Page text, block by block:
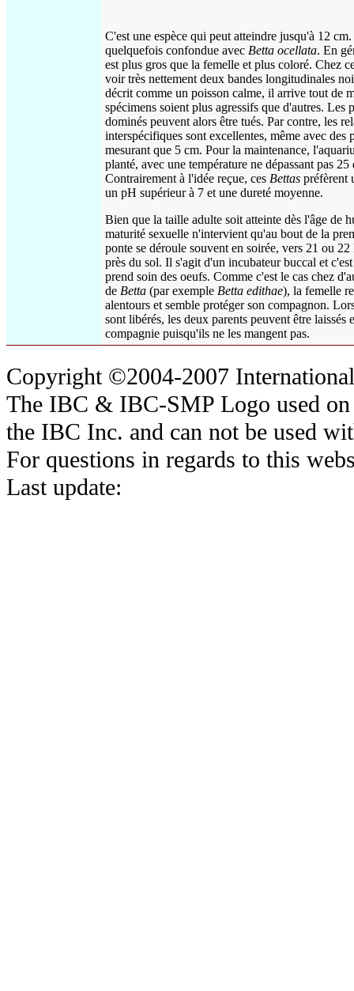
C'est une espèce qui peut atteindre jusqu'à 12
quelquefois confondue avec Betta ocellata. En
est plus gros que la femelle et plus coloré. Chez
voir très nettement deux bandes longitudinales
décrit comme un poisson calme, il arrive tout de
spécimens soient plus agressifs que d'autres. Les
dominés peuvent alors être tués. Par contre, les
interspécifiques sont excellentes, même avec des
mesurant que 5 cm. Pour la maintenance,
planté, avec une température ne dépassant pas 25
Contrairement à l'idée reçue, ces Bettas préfèrent
un pH supérieur à 7 et une dureté moyenne.
Bien que la taille adulte soit atteinte dès l'âge de
maturité sexuelle n'intervient qu'au bout de la
ponte se déroule souvent en soirée, vers 21 ou 22
près du sol. Il s'agit d'un incubateur buccal et
prend soin des oeufs. Comme c'est le cas chez
de Betta (par exemple Betta edithae), la femelle
alentours et semble protéger son compagnon.
sont libérés, les deux parents peuvent être laissés
compagnie puisqu'ils ne les mangent pas.
Copyright ©2004-2007
The IBC & IBC-SMP Logo used on
the IBC Inc. and can not be used
For questions in regards to this
Last update: